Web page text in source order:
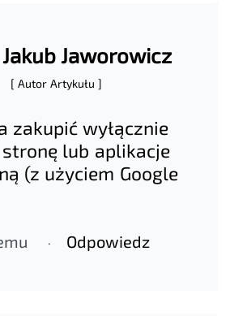
Jakub Jaworowicz
[ Autor Artykułu ]
zakupić wyłącznie
lub aplikacje
(z użyciem Google
Odpowiedz